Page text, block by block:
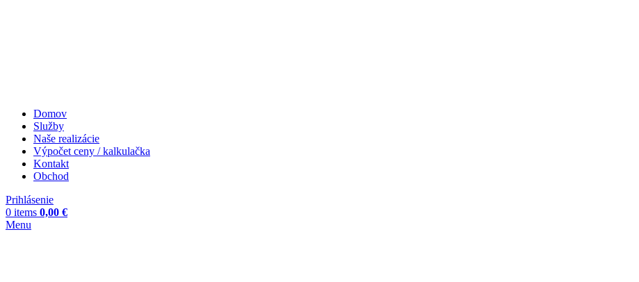
Domov
Služby
Naše realizácie
Výpočet ceny / kalkulačka
Kontakt
Obchod
Prihlásenie
0 items 0,00 €
Menu